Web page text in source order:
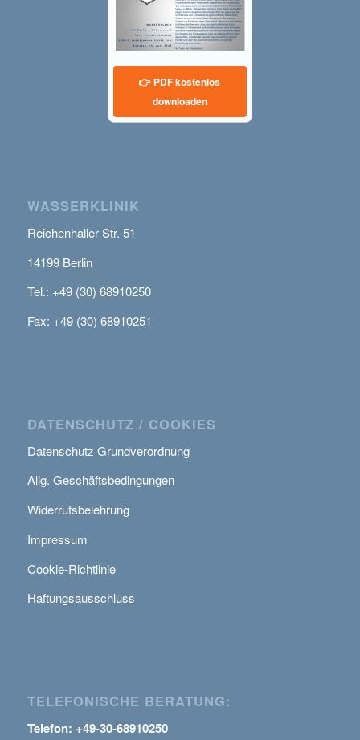
👉 PDF kostenlos
downloaden
WASSERKLINIK
Reichenhaller Str. 51
14199 Berlin
Tel.: +49 (30) 68910250
Fax: +49 (30) 68910251
DATENSCHUTZ / COOKIES
Datenschutz Grundverordnung
Allg. Geschäftsbedingungen
Widerrufsbelehrung
Impressum
Cookie-Richtlinie
Haftungsausschluss
TELEFONISCHE BERATUNG:
Telefon: +49-30-68910250